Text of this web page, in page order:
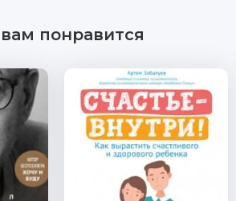
понравится